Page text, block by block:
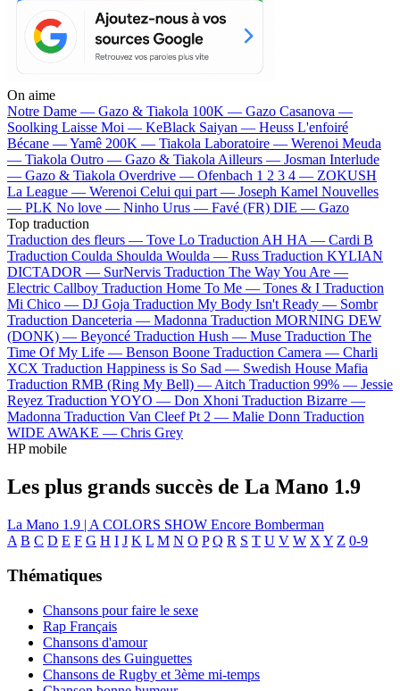
On aime
Notre Dame — Gazo & Tiakola 100K — Gazo Casanova —
Soolking Laisse Moi — KeBlack Saiyan — Heuss L'enfoiré
Bécane —Yamê 200K — Tiakola Laboratoire — Werenoi Meuda
— Tiakola Outro — Gazo & TiakolaAilleurs — Josman Interlude
— Gazo & Tiakola Overdrive — Ofenbach 1 2 3 4 — ZOKUSH
La League — Werenoi Celui qui part — Joseph Kamel Nouvelles
— PLK No love — Ninho Urus — Favé (FR) DIE — Gazo
Top traduction
Traduction des fleurs — Tove Lo Traduction AH HA — Cardi B
Traduction Coulda Shoulda Woulda — Russ Traduction KYLIAN
DICTADOR — SurNervis Traduction The Way You Are —
Electric Callboy Traduction Home To Me — Tones & I Traduction
Mi Chico — DJ Goja Traduction My Body Isn't Ready — Sombr
Traduction Danceteria — Madonna Traduction MORNING DEW
(DONK) — Beyoncé Traduction Hush — Muse Traduction The
Time Of My Life — Benson Boone Traduction Camera — Charli
XCX Traduction Happiness is So Sad — Swedish House Mafia
Traduction RMB (Ring My Bell) —Aitch Traduction 99% — Jessie
Reyez Traduction YOYO — Don Xhoni Traduction Bizarre —
Madonna Traduction Van Cleef Pt 2 — Malie Donn Traduction
WIDE AWAKE — Chris Grey
HP mobile
Les plus grands succès de La Mano 1.9
La Mano 1.9 | A COLORS SHOW Encore Bomberman
A B C D E F G H I J K L M N O P Q R S T U V W X Y Z 0-9
Thématiques
Chansons pour faire le sexe
Rap Français
Chansons d'amour
Chansons des Guinguettes
Chansons de Rugby et 3ème mi-temps